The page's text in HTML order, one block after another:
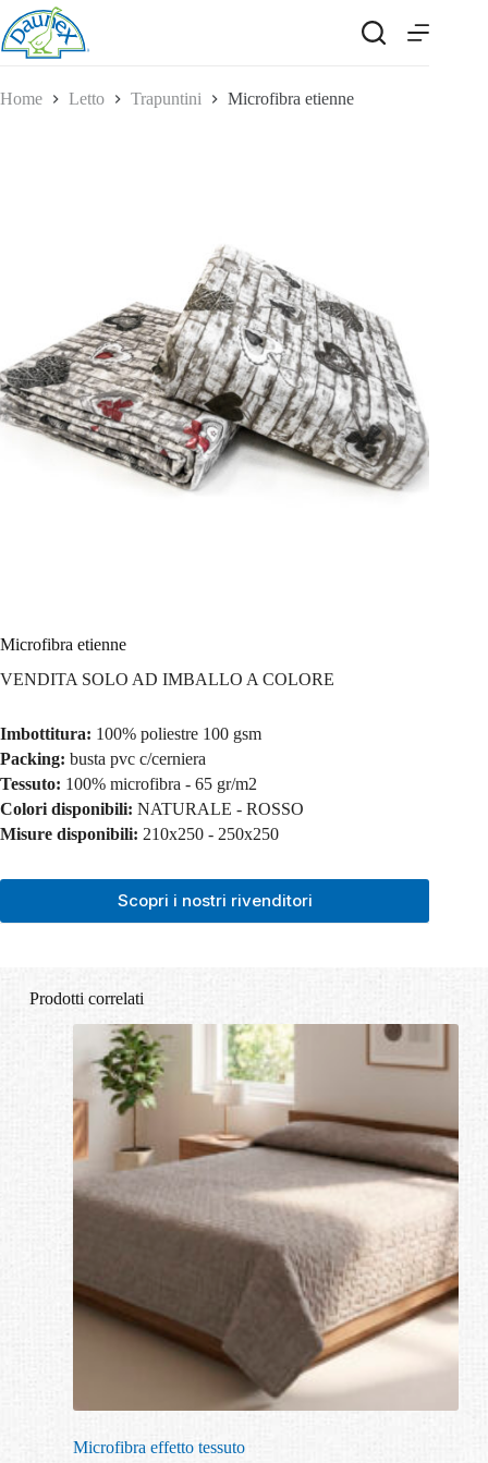
Salta
al
contenuto
Home Letto Trapuntini Microfibra etienne
Microfibra etienne
VENDITA SOLO AD IMBALLO A COLORE
Imbottitura: 100% poliestre 100 gsm
Packing: busta pvc c/cerniera
Tessuto: 100% microfibra - 65 gr/m2
Colori disponibili: NATURALE - ROSSO
Misure disponibili: 210x250 - 250x250
Scopri i nostri rivenditori
Prodotti correlati
Microfibra effetto tessuto